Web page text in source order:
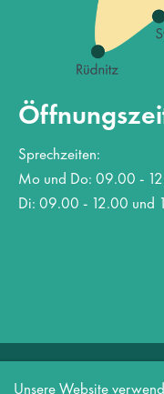
Sprechzeiten:
Mo und Do: 09.00 -
Di: 09.00 - 12.00 und
Copyright 2026 Amt
Unsere Website